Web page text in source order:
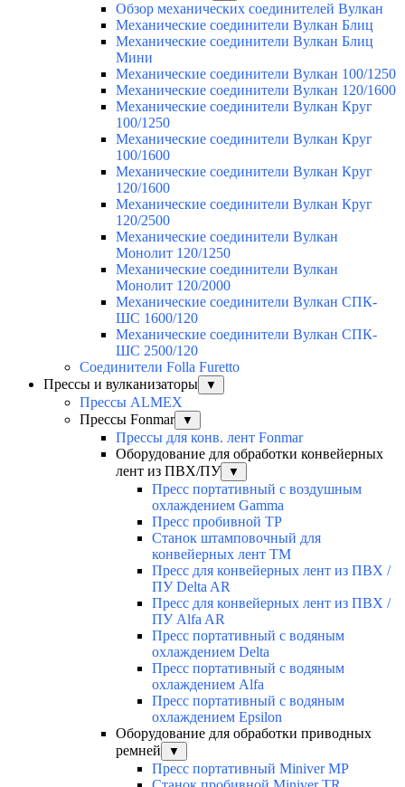
Обзор механических соединителей Вулкан
Механические соединители Вулкан Блиц
Механические соединители Вулкан Блиц
Мини
Механические соединители Вулкан 100/1250
Механические соединители Вулкан 120/1600
Механические соединители Вулкан Круг
100/1250
Механические соединители Вулкан Круг
100/1600
Механические соединители Вулкан Круг
120/1600
Механические соединители Вулкан Круг
120/2500
Механические соединители Вулкан
Монолит 120/1250
Механические соединители Вулкан
Монолит 120/2000
Механические соединители Вулкан СПК-
ШС 1600/120
Механические соединители Вулкан СПК-
ШС 2500/120
Соединители Folla Furetto
Прессы и вулканизаторы
▼
Прессы ALMEX
Прессы Fonmar
▼
Прессы для конв. лент Fonmar
Оборудование для обработки конвейерных
лент из ПВХ/ПУ
▼
Пресс портативный с воздушным
охлаждением Gamma
Пресс пробивной TP
Станок штамповочный для
конвейерных лент TM
Пресс для конвейерных лент из ПВХ /
ПУ Delta AR
Пресс для конвейерных лент из ПВХ /
ПУ Alfa AR
Пресс портативный с водяным
охлаждением Delta
Пресс портативный с водяным
охлаждением Alfa
Пресс портативный с водяным
охлаждением Epsilon
Оборудование для обработки приводных
ремней
▼
Пресс портативный Miniver MP